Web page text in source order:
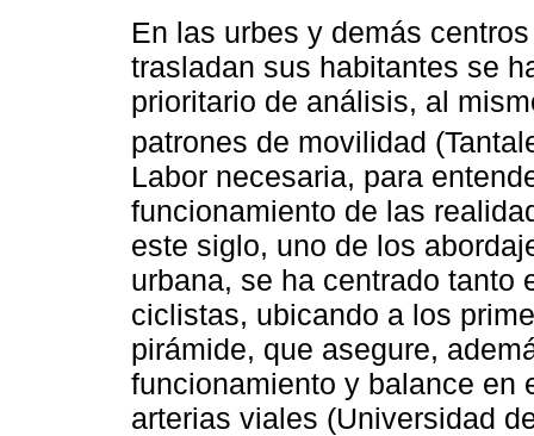
En las urbes y demás
trasladan sus habitantes se
prioritario de análisis, al
patrones de movilidad
Labor necesaria, para
funcionamiento de las
este siglo, uno de los
urbana, se ha centrado tanto
ciclistas, ubicando a los
pirámide, que asegure,
funcionamiento y balance en
arterias viales (Universidad